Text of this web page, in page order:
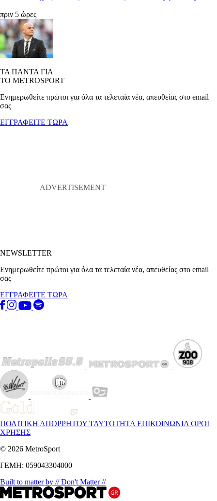
πριν 5 ώρες
ΤΑ ΠΑΝΤΑ ΓΙΑ
ΤΟ METROSPORT
Ενημερωθείτε πρώτοι για όλα τα τελεταία νέα, απευθείας στο email
σας
ΕΓΓΡΑΦΕΙΤΕ ΤΩΡΑ
NEWSLETTER
Ενημερωθείτε πρώτοι για όλα τα τελεταία νέα, απευθείας στο email
σας
ΕΓΓΡΑΦΕΙΤΕ ΤΩΡΑ
ΠΟΛΙΤΙΚΗ ΑΠΟΡΡΗΤΟΥ ΤΑΥΤΟΤΗΤΑ ΕΠΙΚΟΙΝΩΝΙΑ ΟΡΟΙ
ΧΡΗΣΗΣ
© 2026 MetroSport
ΓΕΜΗ: 059043304000
Built to matter by // Don't Matter //